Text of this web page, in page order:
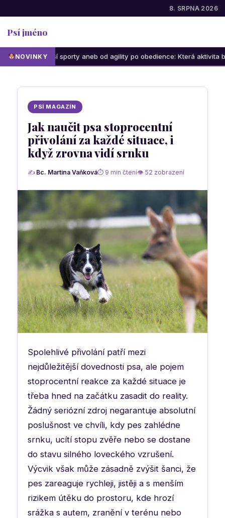
8. SRPNA 2026
Psí jméno
NOVINKY
sporty aneb od agility po obedience: Která aktivita bude bavit vás i
PSÍ MAGAZÍN
Jak naučit psa stoprocentní
přivolání za každé situace, i
když zrovna vidí srnku
✍ Bc. Martina Vaňková⏱ 9 min čtení👁 52 zobrazení
Spolehlivé přivolání patří mezi
nejdůležitější dovednosti psa, ale pojem
stoprocentní reakce za každé situace je
třeba hned na začátku zasadit do reality.
Žádný seriózní zdroj negarantuje absolutní
poslušnost ve chvíli, kdy pes zahlédne
srnku, ucítí stopu zvěře nebo se dostane
do stavu silného loveckého vzrušení.
Výcvik však může zásadně zvýšit šanci, že
pes zareaguje rychleji, jistěji a s menším
rizikem útěku do prostoru, kde hrozí
srážka s autem, zranění v terénu nebo